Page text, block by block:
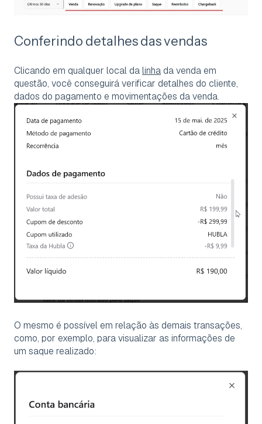
Conferindo detalhes das vendas
Clicando em qualquer local dalinhada venda em
questão, você conseguirá verificar detalhes do cliente,
dados do pagamento e movimentações da venda.
O mesmo é possível em relação às demais transações,
como, por exemplo, para visualizar as informações de
um saque realizado: